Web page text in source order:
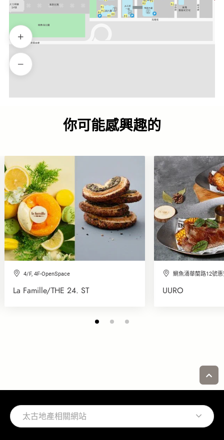
你可能感興趣的
4/F, 4F-OpenSpace
La Famille/THE 24. ST
鰂魚涌華蘭路12號
UURO
太古地產相關網站